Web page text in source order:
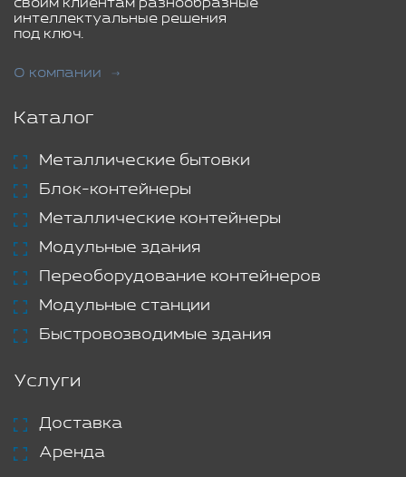
своим клиентам разнообразные
интеллектуальные решения
под ключ.
О компании
Каталог
Металлические бытовки
Блок-контейнеры
Металлические контейнеры
Модульные здания
Переоборудование контейнеров
Модульные станции
Быстровозводимые здания
Услуги
Доставка
Аренда